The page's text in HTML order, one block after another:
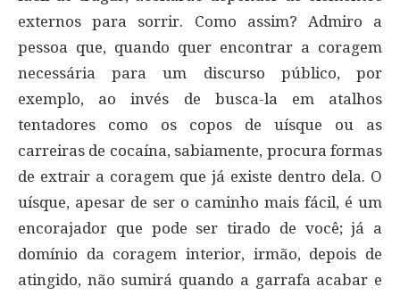
externos para sorrir. Como assim? Admiro a
pessoa que, quando quer encontrar a coragem
necessária para um discurso público, por
exemplo, ao invés de busca-la em atalhos
tentadores como os copos de uísque ou as
carreiras de cocaína, sabiamente, procura formas
de extrair a coragem que já existe dentro dela. O
uísque, apesar de ser o caminho mais fácil, é um
encorajador que pode ser tirado de você; já a
domínio da coragem interior, irmão, depois de
atingido, não sumirá quando a garrafa acabar e